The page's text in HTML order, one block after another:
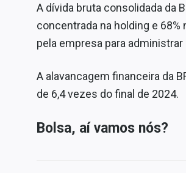
A dívida bruta consolidada da
concentrada na holding e
pela empresa para
A alavancagem financeira da
de 6,4 vezes do final de 2024.
Bolsa, aí vamos nós?